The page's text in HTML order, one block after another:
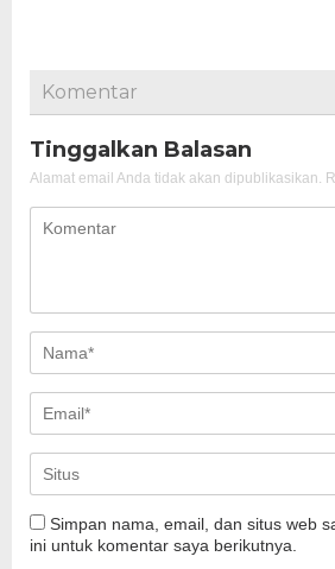
Komentar
Tinggalkan Balasan
Alamat email Anda tidak akan dipublikasikan.
Simpan nama, email, dan situs web
ini untuk komentar saya berikutnya.